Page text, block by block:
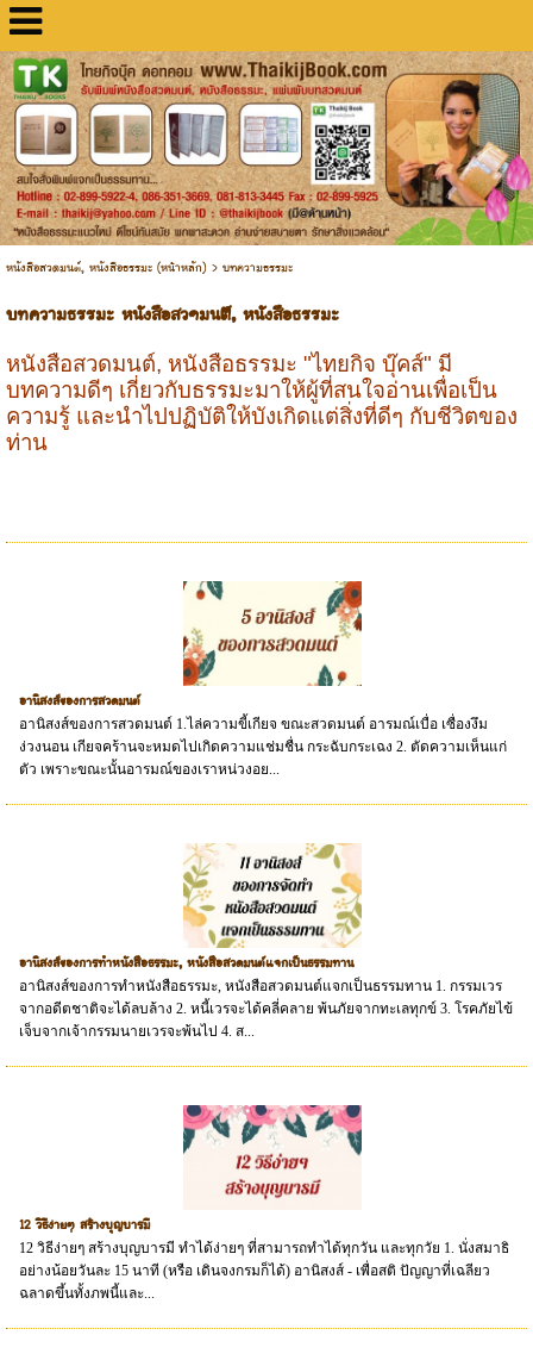
หนังสือสวดมนต์, หนังสือธรรมะ (หน้าหลัก) > บทความธรรมะ
บทความธรรมะ หนังสือสวดมนต์, หนังสือธรรมะ
หนังสือสวดมนต์, หนังสือธรรมะ "ไทยกิจ บุ๊คส์" มี
บทความดีๆ เกี่ยวกับธรรมะมาให้ผู้ที่สนใจอ่านเพื่อเป็น
ความรู้ และนำไปปฏิบัติให้บังเกิดแต่สิ่งที่ดีๆ กับชีวิตของ
ท่าน
อานิสงส์ของการสวดมนต์
อานิสงส์ของการสวดมนต์ 1.ไล่ความขี้เกียจ ขณะสวดมนต์ อารมณ์เบื่อ เซื่องงึม
ง่วงนอน เกียจคร้านจะหมดไปเกิดความแช่มชื่น กระฉับกระเฉง 2. ตัดความเห็นแก่
ตัว เพราะขณะนั้นอารมณ์ของเราหน่วงอย...
อานิสงส์ของการทำหนังสือธรรมะ, หนังสือสวดมนต์แจกเป็นธรรมทาน
อานิสงส์ของการทำหนังสือธรรมะ, หนังสือสวดมนต์แจกเป็นธรรมทาน 1. กรรมเวร
จากอดีตชาติจะได้ลบล้าง 2. หนี้เวรจะได้คลี่คลาย พ้นภัยจากทะเลทุกข์ 3. โรคภัยไข้
เจ็บจากเจ้ากรรมนายเวรจะพ้นไป 4. ส...
12 วิธีง่ายๆ สร้างบุญบารมี
12 วิธีง่ายๆ สร้างบุญบารมี ทำได้ง่ายๆ ที่สามารถทำได้ทุกวัน และทุกวัย 1. นั่งสมาธิ
อย่างน้อยวันละ 15 นาที (หรือ เดินจงกรมก็ได้) อานิสงส์ - เพื่อสติ ปัญญาที่เฉลียว
ฉลาดขึ้นทั้งภพนี้และ...